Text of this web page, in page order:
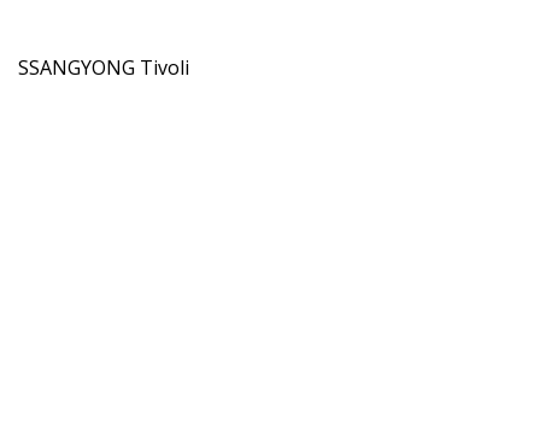
SSANGYONG Tivoli